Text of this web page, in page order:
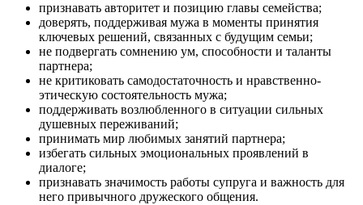
признавать авторитет и позицию главы семейства;
доверять, поддерживая мужа в моменты принятия
ключевых решений, связанных с будущим семьи;
не подвергать сомнению ум, способности и таланты
партнера;
не критиковать самодостаточность и нравственно-
этическую состоятельность мужа;
поддерживать возлюбленного в ситуации сильных
душевных переживаний;
принимать мир любимых занятий партнера;
избегать сильных эмоциональных проявлений в
диалоге;
признавать значимость работы супруга и важность для
него привычного дружеского общения.